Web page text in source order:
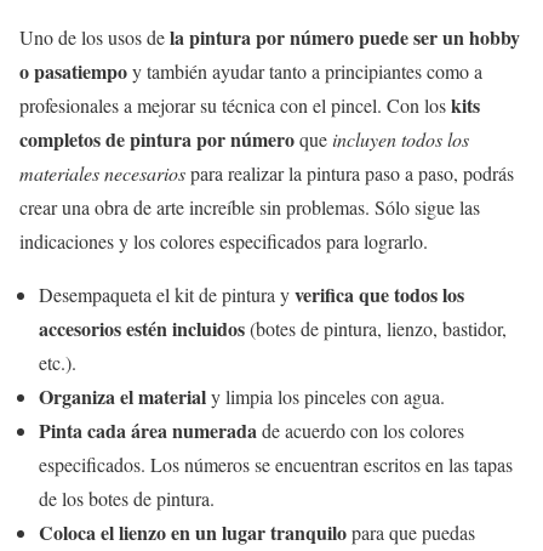
Uno de los usos dela pintura por número puede ser un hobby
o pasatiempoy también ayudar tanto a principiantes como a
profesionales a mejorar su técnica con el pincel. Con loskits
completos de pintura por númeroque incluyen todos los
materiales necesariospara realizar la pintura paso a paso, podrás
crear una obra de arte increíble sin problemas. Sólo sigue las
indicaciones y los colores especificados para lograrlo.
Desempaqueta el kit de pintura yverifica que todos los
accesorios estén incluidos(botes de pintura, lienzo, bastidor,
etc.).
Organiza el materialy limpia los pinceles con agua.
Pinta cada área numeradade acuerdo con los colores
especificados. Los números se encuentran escritos en las tapas
de los botes de pintura.
Coloca el lienzo en un lugar tranquilopara que puedas